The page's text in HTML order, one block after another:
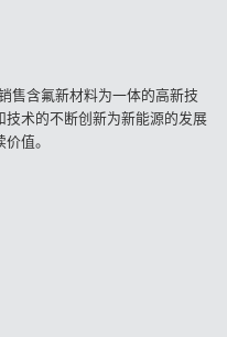
售含氟新材料为一体的高新技
术的不断创新为新能源的发展
值。